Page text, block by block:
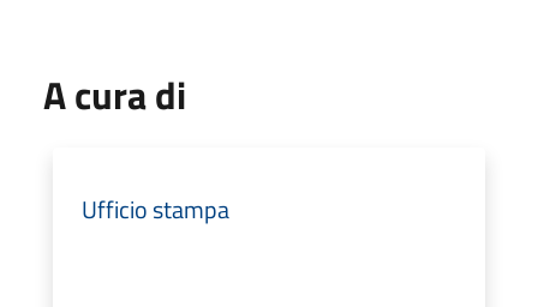
A cura di
Ufficio stampa